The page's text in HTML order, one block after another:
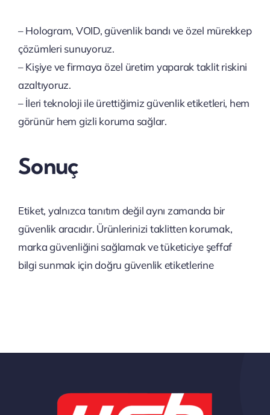
– Hologram, VOID, güvenlik bandı ve özel mürekkep
çözümleri sunuyoruz.
– Kişiye ve firmaya özel üretim yaparak taklit riskini
azaltıyoruz.
– İleri teknoloji ile ürettiğimiz güvenlik etiketleri, hem
görünür hem gizli koruma sağlar.
Sonuç
Etiket, yalnızca tanıtım değil aynı zamanda bir
güvenlik aracıdır. Ürünlerinizi taklitten korumak,
marka güvenliğini sağlamak ve tüketiciye şeffaf
bilgi sunmak için doğru güvenlik etiketlerine